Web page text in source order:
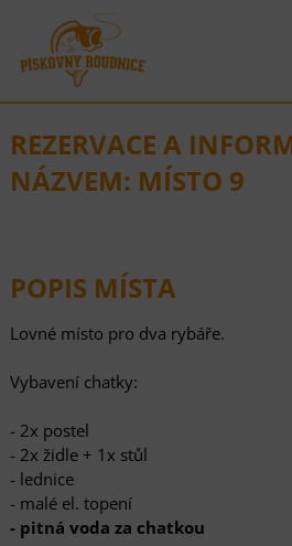
REZERVACE A
NÁZVEM: MÍSTO 9
POPIS MÍSTA
Lovné místo pro dva rybáře.
Vybavení chatky:
- 2x postel
- 2x židle + 1x stůl
- lednice
- malé el. topení
- pitná voda za chatkou